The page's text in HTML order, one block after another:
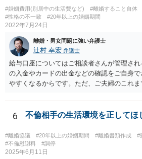
#婚姻費用(別居中の生活費など) #離婚すること自体
#性格の不一致
#20年以上の婚姻期間
2022年7月24日
離婚・男女問題に強い弁護士
辻村 幸宏 弁護士
給与口座についてはご相談者さんが管理さ
の入金やカードの出金などの確認をご自身
やすくなるからです。ただ、ご夫婦のこれ
しても構わないとは思います。 隠し財産と
で隠しようがないでしょうし、今わかって
ば別居後に新たな財産ができてもお互いに
はなりますので杞憂ということになろうかと
さないというおそれを奥様が抱くのはやむな
が、ここは信じていただくしかないですし
6 不倫相手の生活環境を正してほ
#離婚協議 #20年以上の婚姻期間 #離婚書類作成
#
#不倫慰謝料
#調停
2025年6月11日